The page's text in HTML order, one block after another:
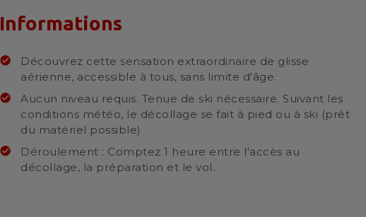
Informations
Découvrez cette sensation extraordinaire de glisse
aérienne, accessible à tous, sans limite d'âge.
Aucun niveau requis. Tenue de ski nécessaire. Suivant les
conditions météo, le décollage se fait à pied ou à ski (prêt
du matériel possible)
Déroulement : Comptez 1 heure entre l'accès au
décollage, la préparation et le vol.